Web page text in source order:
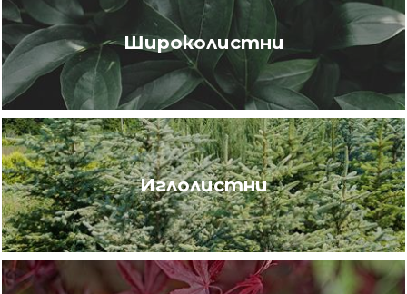
Широколистни
Иглолистни